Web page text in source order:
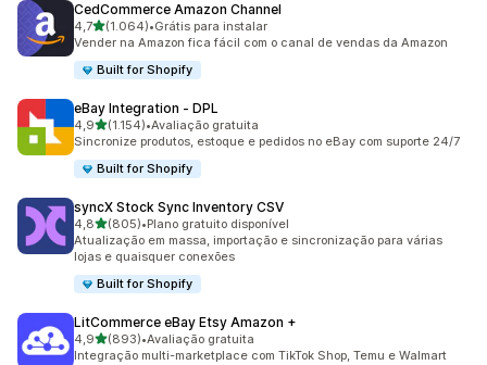
CedCommerce Amazon Channel
4,7de 5 estrelas
(1.064)
1064 avaliações ao todo
•Grátis para instalar
Vender na Amazon fica fácil com o canal de vendas da Amazon
Built for Shopify
eBay Integration ‑ DPL
4,9de 5 estrelas
(1.154)
1154 avaliações ao todo
•Avaliação gratuita
Sincronize produtos, estoque e pedidos no eBay com suporte 24/7
Built for Shopify
syncX Stock Sync Inventory CSV
4,8de 5 estrelas
(805)
805 avaliações ao todo
•Plano gratuito disponível
Atualização em massa, importação e sincronização para várias
lojas e quaisquer conexões
Built for Shopify
LitCommerce eBay Etsy Amazon +
4,9de 5 estrelas
(893)
893 avaliações ao todo
•Avaliação gratuita
Integração multi-marketplace com TikTok Shop, Temu e Walmart